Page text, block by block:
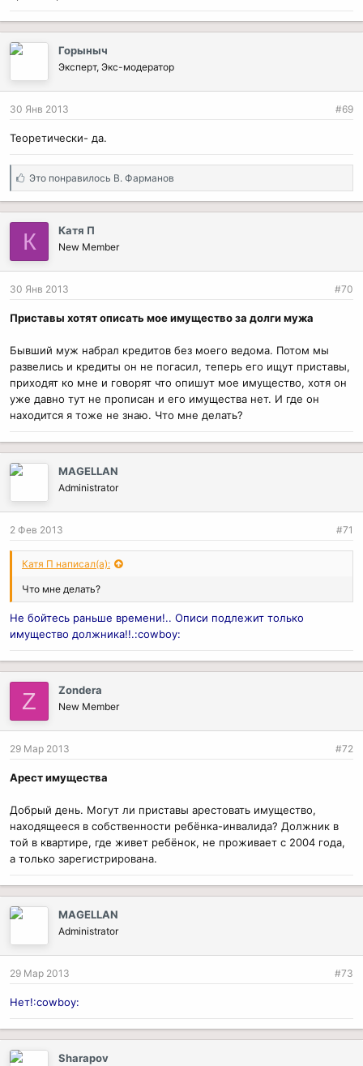
Горыныч
Эксперт, Экс-модератор
30 Янв 2013 #69
Теоретически- да.
С
и
п
а
и
и
Это понравилось В. Фарманов
К Катя П
New Member
30 Янв 2013 #70
Приставы хотят описать мое имущество за долги мужа
Бывший муж набрал кредитов без моего ведома. Потом мы
развелись и кредиты он не погасил, теперь его ищут приставы,
приходят ко мне и говорят что опишут мое имущество, хотя он
уже давно тут не прописан и его имущества нет. И где он
находится я тоже не знаю. Что мне делать?
MAGELLAN
Administrator
2 Фев 2013 #71
Катя П написал(а):
Что мне делать?
Не бойтесь раньше времени!.. Описи подлежит только
имущество должника!!.:cowboy:
Z Zondera
New Member
29 Мар 2013 #72
Арест имущества
Добрый день. Могут ли приставы арестовать имущество,
находящееся в собственности ребёнка-инвалида? Должник в
той в квартире, где живет ребёнок, не проживает с 2004 года,
а только зарегистрирована.
MAGELLAN
Administrator
29 Мар 2013 #73
Нет!:cowboy:
Sharapov